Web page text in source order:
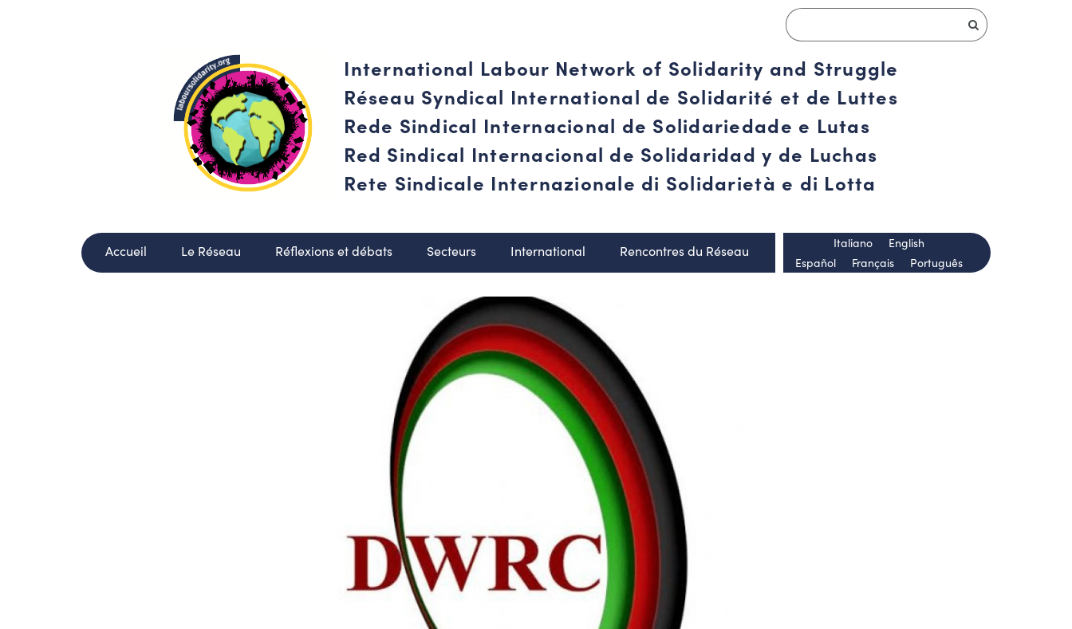
International Labour Network of Solidarity and Struggle
Réseau Syndical International de Solidarité et de Luttes
Rede Sindical Internacional de Solidariedade e Lutas
Red Sindical Internacional de Solidaridad y de Luchas
Rete Sindicale Internazionale di Solidarietà e di Lotta
Accueil Le Réseau Réflexions et débats Secteurs International Rencontres du Réseau
Español Français Português
Italiano English